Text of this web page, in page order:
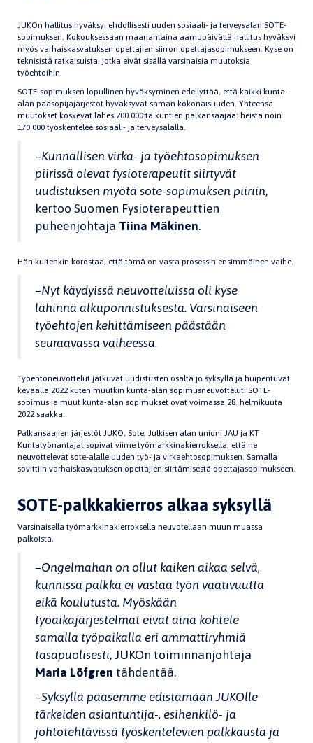
JUKOn hallitus hyväksyi ehdollisesti uuden sosiaali- ja terveysalan SOTE-
sopimuksen. Kokouksessaan maanantaina aamupäivällä hallitus hyväksyi
myös varhaiskasvatuksen opettajien siirron opettajasopimukseen. Kyse on
teknisistä ratkaisuista, jotka eivät sisällä varsinaisia muutoksia
työehtoihin.
SOTE-sopimuksen lopullinen hyväksyminen edellyttää, että kaikki kunta-
alan pääsopijajärjestöt hyväksyvät saman kokonaisuuden. Yhteensä
muutokset koskevat lähes 200 000:ta kuntien palkansaajaa: heistä noin
170 000 työskentelee sosiaali- ja terveysalalla.
–Kunnallisen virka- ja työehtosopimuksen
piirissä olevat fysioterapeutit siirtyvät
uudistuksen myötä sote-sopimuksen piiriin,
kertoo Suomen Fysioterapeuttien
puheenjohtaja Tiina Mäkinen.
Hän kuitenkin korostaa, että tämä on vasta prosessin ensimmäinen vaihe.
–Nyt käydyissä neuvotteluissa oli kyse
lähinnä alkuponnistuksesta. Varsinaiseen
työehtojen kehittämiseen päästään
seuraavassa vaiheessa.
Työehtoneuvottelut jatkuvat uudistusten osalta jo syksyllä ja huipentuvat
keväällä 2022 kuten muutkin kunta-alan sopimusneuvottelut. SOTE-
sopimus ja muut kunta-alan sopimukset ovat voimassa 28. helmikuuta
2022 saakka.
Palkansaajien järjestöt JUKO, Sote, Julkisen alan unioni JAU ja KT
Kuntatyönantajat sopivat viime työmarkkinakierroksella, että ne
neuvottelevat sote-alalle uuden työ- ja virkaehtosopimuksen. Samalla
sovittiin varhaiskasvatuksen opettajien siirtämisestä opettajasopimukseen.
SOTE-palkkakierros alkaa syksyllä
Varsinaisella työmarkkinakierroksella neuvotellaan muun muassa
palkoista.
–Ongelmahan on ollut kaiken aikaa selvä,
kunnissa palkka ei vastaa työn vaativuutta
eikä koulutusta. Myöskään
työaikajärjestelmät eivät aina kohtele
samalla työpaikalla eri ammattiryhmiä
tasapuolisesti, JUKOn toiminnanjohtaja
Maria Löfgren tähdentää.
–Syksyllä pääsemme edistämään JUKOlle
tärkeiden asiantuntija-, esihenkilö- ja
johtotehtävissä työskentelevien palkkausta ja